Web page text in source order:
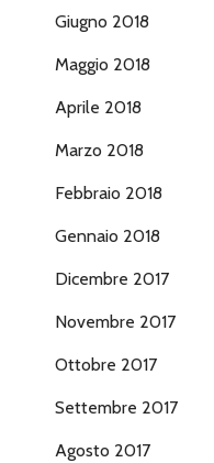
Giugno 2018
Maggio 2018
Aprile 2018
Marzo 2018
Febbraio 2018
Gennaio 2018
Dicembre 2017
Novembre 2017
Ottobre 2017
Settembre 2017
Agosto 2017